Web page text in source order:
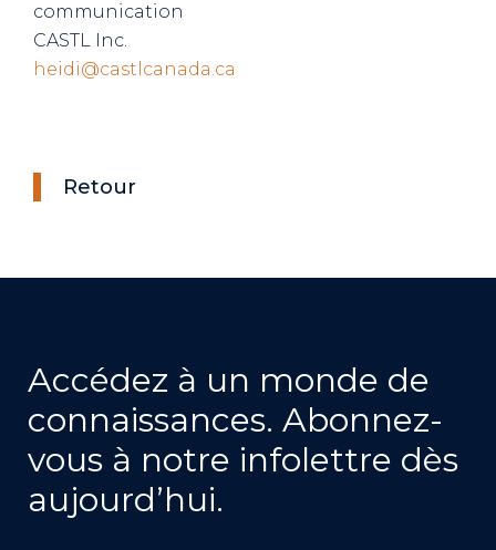
communication
CASTL Inc.
heidi@castlcanada.ca
Retour
Accédez à un monde de
connaissances. Abonnez-
vous à notre infolettre dès
aujourd’hui.